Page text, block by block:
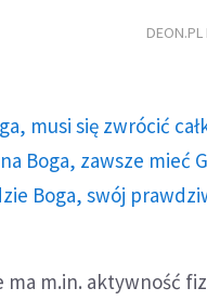
DEON.PL
musi się zwrócić
Boga, zawsze mieć
Boga, swój
m.in. aktywność